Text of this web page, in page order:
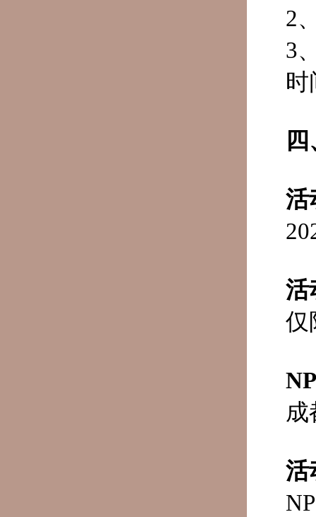
2
3
时
活
活
仅
成
活